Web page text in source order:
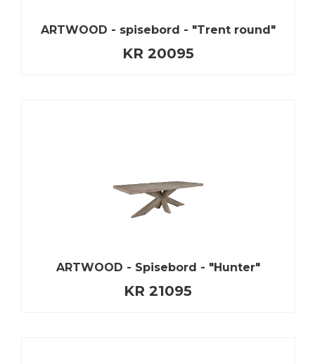
ARTWOOD - spisebord - "Trent round"
KR 20095
ARTWOOD - Spisebord - "Hunter"
KR 21095